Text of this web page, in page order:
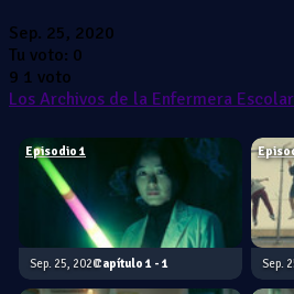
Sep. 25, 2020
Tu voto: 0
9 1 voto
Los Archivos de la Enfermera Escolar
1 - 1
Episodio 1
Sep. 25, 2020 Sep.